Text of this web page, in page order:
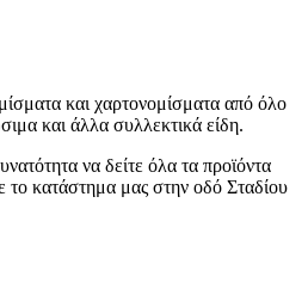
και χαρτονομίσματα από όλο
και άλλα συλλεκτικά είδη.
να δείτε όλα τα προϊόντα
το κατάστημα μας στην οδό Σταδίου